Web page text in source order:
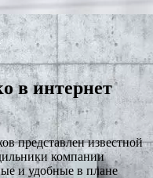
в интернет
представлен известной
компании
и удобные в плане